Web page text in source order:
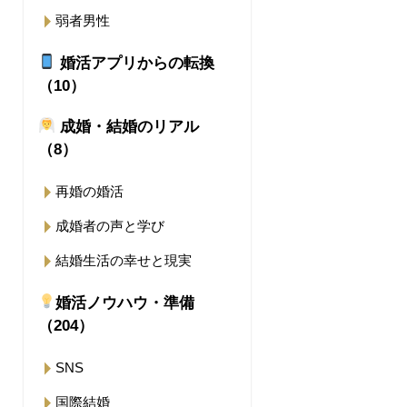
弱者男性
婚活アプリからの転換
（10）
成婚・結婚のリアル
（8）
再婚の婚活
成婚者の声と学び
結婚生活の幸せと現実
婚活ノウハウ・準備
（204）
SNS
国際結婚